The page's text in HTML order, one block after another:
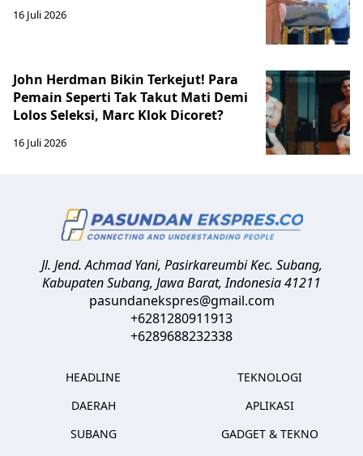
16 Juli 2026
John Herdman Bikin Terkejut! Para
Pemain Seperti Tak Takut Mati Demi
Lolos Seleksi, Marc Klok Dicoret?
16 Juli 2026
Jl. Jend. Achmad Yani, Pasirkareumbi Kec. Subang,
Kabupaten Subang, Jawa Barat,Indonesia41211
pasundanekspres@gmail.com
+6281280911913
+6289688232338
HEADLINE
DAERAH
SUBANG
TEKNOLOGI
APLIKASI
GADGET & TEKNO